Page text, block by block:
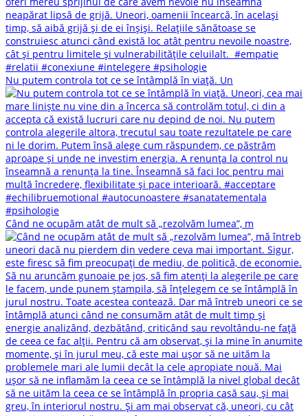
Nu putem controla tot ce se întâmplă în viață. Un
Când ne ocupăm atât de mult să „rezolvăm lumea”, m